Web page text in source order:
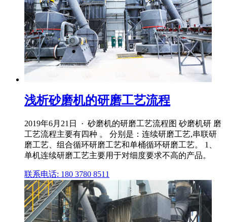
浅析砂磨机的研磨工艺流程
2019年6月21日 · 砂磨机的研磨工艺流程图 砂磨机研 磨
工艺流程主要有四种 。 分别是：连续研磨工艺,串联研
磨工艺、组合循环研磨工艺和单桶循环研磨工艺。 1、
单机连续研磨工艺主要用于对细度要求不高的产品。
联系电话: 180 3780 8511